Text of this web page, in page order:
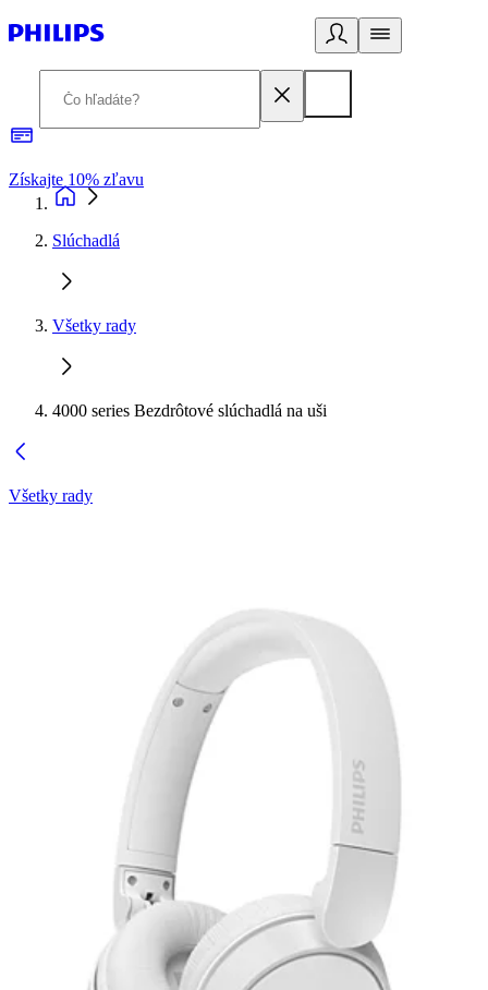
Získajte 10% zľavu
Slúchadlá
Všetky rady
4000 series Bezdrôtové slúchadlá na uši
Všetky rady